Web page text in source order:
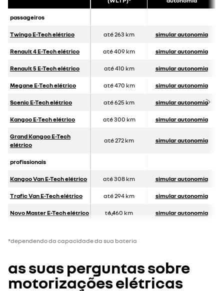
passageiros
Twingo E-Tech elétrico até 263 km simular autonomia
Renault 4 E-Tech elétrico até 409 km simular autonomia
Renault 5 E-Tech elétrico até 410 km simular autonomia
Megane E-Tech elétrico até 470 km simular autonomia
Scenic E-Tech elétrico até 625 km simular autonomia
Kangoo E-Tech elétrico até 300 km simular autonomia
Grand Kangoo E-Tech
elétrico
até 272 km simular autonomia
profissionais
Kangoo Van E-Tech elétrico até 308 km simular autonomia
Trafic Van E-Tech elétrico até 294 km simular autonomia
Novo Master E-Tech elétrico té 460 km simular autonomia
*dependendo da capacidade da sua bateria
as suas perguntas sobre
motorizações elétricas